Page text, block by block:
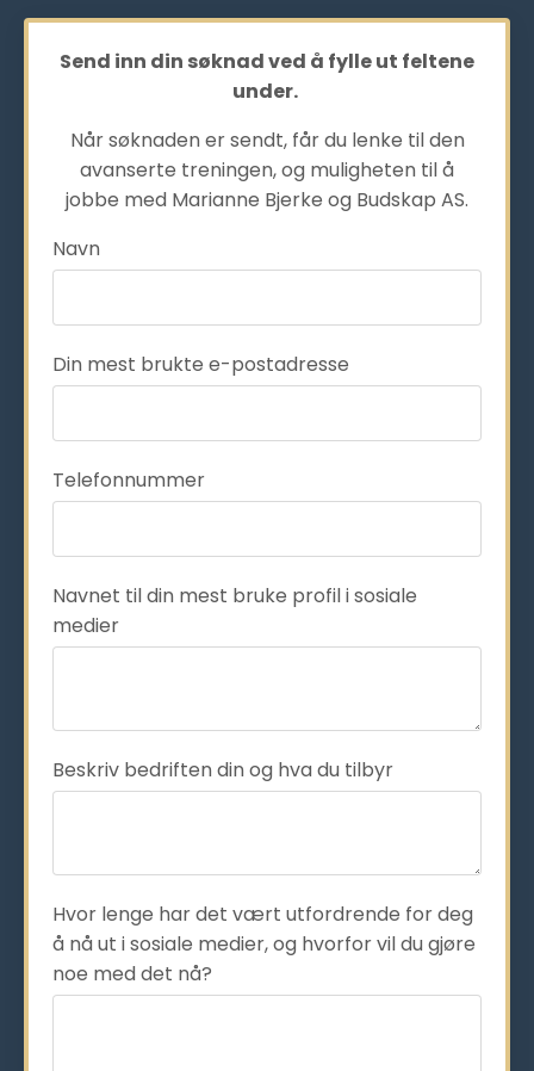
Send inn din søknad ved å fylle ut feltene
under.
Når søknaden er sendt, får du lenke til den
avanserte treningen, og muligheten til å
jobbe med Marianne Bjerke og Budskap AS.
Navn
Din mest brukte e-postadresse
Telefonnummer
Navnet til din mest bruke profil i sosiale
medier
Beskriv bedriften din og hva du tilbyr
Hvor lenge har det vært utfordrende for deg
å nå ut i sosiale medier, og hvorfor vil du gjøre
noe med det nå?